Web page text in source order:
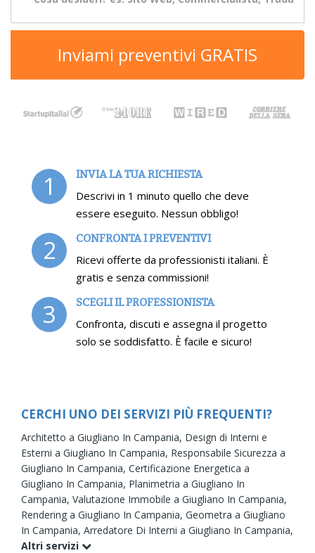
Inviami preventivi GRATIS
1 INVIA LA TUA RICHIESTA
Descrivi in 1 minuto quello che deve
essere eseguito. Nessun obbligo!
2 CONFRONTA I PREVENTIVI
Ricevi offerte da professionisti italiani. È
gratis e senza commissioni!
3 SCEGLI IL PROFESSIONISTA
Confronta, discuti e assegna il progetto
solo se soddisfatto. È facile e sicuro!
CERCHI UNO DEI SERVIZI PIÙ FREQUENTI?
Architetto a Giugliano In Campania, Design di Interni e
Esterni a Giugliano In Campania, Responsabile Sicurezza a
Giugliano In Campania, Certificazione Energetica a
Giugliano In Campania, Planimetria a Giugliano In
Campania, Valutazione Immobile a Giugliano In Campania,
Rendering a Giugliano In Campania, Geometra a Giugliano
In Campania, Arredatore Di Interni a Giugliano In Campania,
Altri servizi